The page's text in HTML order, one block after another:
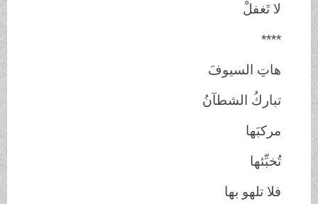
لا تَغفلْ
****
هاتِ السيوفَ
تباركُ الشطآنُ
مركبَها
تُخبِّئها
فلا تلهو بها